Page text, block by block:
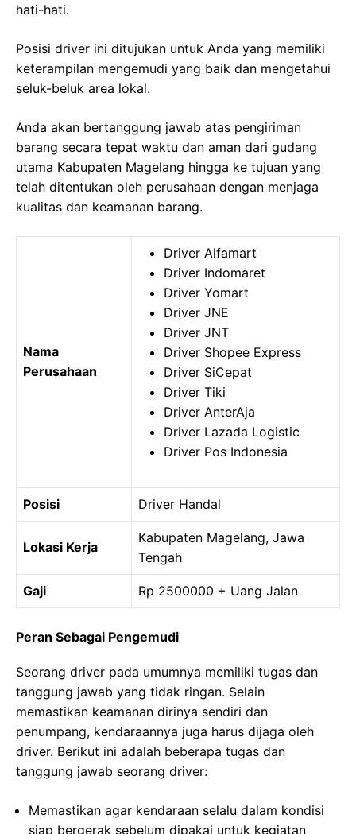
hati-hati.
Posisi driver ini ditujukan untuk Anda yang memiliki
keterampilan mengemudi yang baik dan mengetahui
seluk-beluk area lokal.
Anda akan bertanggung jawab atas pengiriman
barang secara tepat waktu dan aman dari gudang
utama Kabupaten Magelang hingga ke tujuan yang
telah ditentukan oleh perusahaan dengan menjaga
kualitas dan keamanan barang.
Nama
Perusahaan
Driver Alfamart
Driver Indomaret
Driver Yomart
Driver JNE
Driver JNT
Driver Shopee Express
Driver SiCepat
Driver Tiki
Driver AnterAja
Driver Lazada Logistic
Driver Pos Indonesia
Posisi Driver Handal
Lokasi Kerja
Kabupaten Magelang, Jawa
Tengah
Gaji Rp 2500000 + Uang Jalan
Peran Sebagai Pengemudi
Seorang driver pada umumnya memiliki tugas dan
tanggung jawab yang tidak ringan. Selain
memastikan keamanan dirinya sendiri dan
penumpang, kendaraannya juga harus dijaga oleh
driver. Berikut ini adalah beberapa tugas dan
tanggung jawab seorang driver:
Memastikan agar kendaraan selalu dalam kondisi
siap bergerak sebelum dipakai untuk kegiatan